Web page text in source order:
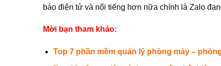
báo điện tử và nổi tiếng hơn nữa chính là Zalo
Mời bạn tham khảo:
Top 7 phần mềm quản lý phòng máy –